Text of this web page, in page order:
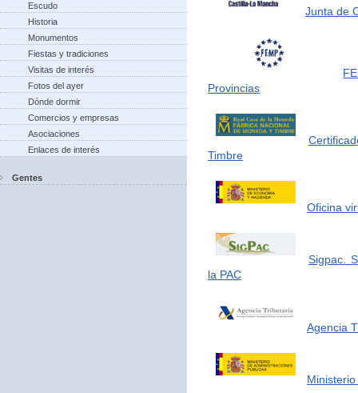
Escudo
Historia
Monumentos
Fiestas y tradiciones
Visitas de interés
Fotos del ayer
Dónde dormir
Comercios y empresas
Asociaciones
Enlaces de interés
Gentes
Junta de
Provincias
Timbre
Oficina
Sigpac.
la PAC
Agencia